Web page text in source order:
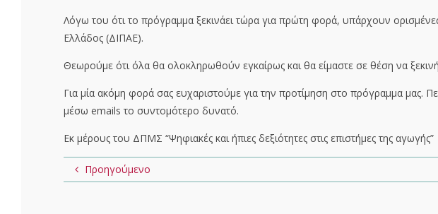
Λόγω του ότι το πρόγραμμα ξεκινάει τώρα για πρώτη φορά, υπάρχουν
Ελλάδος (ΔΙΠΑΕ).
Θεωρούμε ότι όλα θα ολοκληρωθούν εγκαίρως και θα είμαστε σε θέση να
Για μία ακόμη φορά σας ευχαριστούμε για την προτίμηση στο πρόγραμμα μας.
μέσω emails το συντομότερο δυνατό.
Εκ μέρους του ΔΠΜΣ “Ψηφιακές και ήπιες δεξιότητες στις επιστήμες της αγωγής”
Προηγούμενο